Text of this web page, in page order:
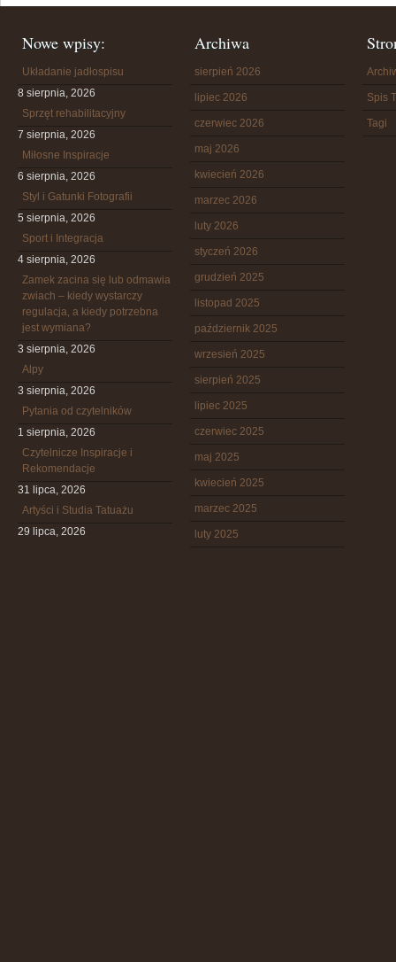
Nowe wpisy:
Układanie jadłospisu
8 sierpnia, 2026
Sprzęt rehabilitacyjny
7 sierpnia, 2026
Miłosne Inspiracje
6 sierpnia, 2026
Styl i Gatunki Fotografii
5 sierpnia, 2026
Sport i Integracja
4 sierpnia, 2026
Zamek zacina się lub odmawia
zwiach – kiedy wystarczy
regulacja, a kiedy potrzebna
jest wymiana?
3 sierpnia, 2026
Alpy
3 sierpnia, 2026
Pytania od czytelników
1 sierpnia, 2026
Czytelnicze Inspiracje i
Rekomendacje
31 lipca, 2026
Artyści i Studia Tatuażu
29 lipca, 2026
Archiwa
sierpień 2026
lipiec 2026
czerwiec 2026
maj 2026
kwiecień 2026
marzec 2026
luty 2026
styczeń 2026
grudzień 2025
listopad 2025
październik 2025
wrzesień 2025
sierpień 2025
lipiec 2025
czerwiec 2025
maj 2025
kwiecień 2025
marzec 2025
luty 2025
Spis
Tagi